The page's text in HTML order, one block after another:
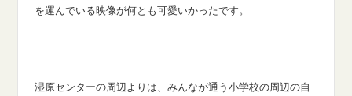
を運んでいる映像が何とも可愛いかったです。
湿原センターの周辺よりは、みんなが通う小学校の周辺の自